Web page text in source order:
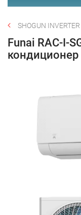
SHOGUN INVERTER
Funai RAC-I-